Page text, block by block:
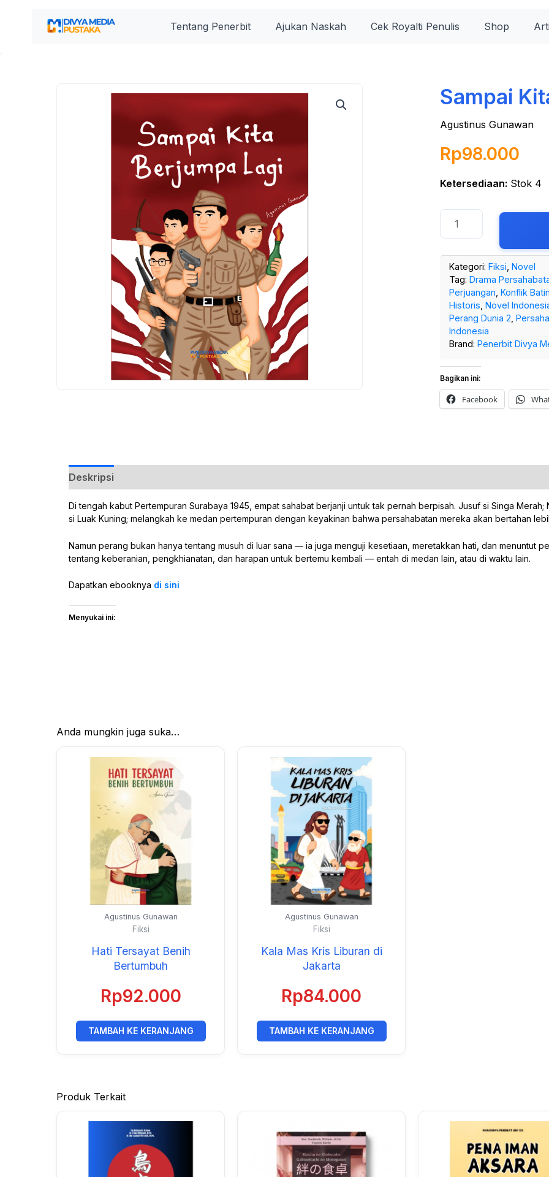
Tentang Penerbit Ajukan Naskah Cek Royalti Penulis Shop
Sampai
Agustinus Gunawan
Rp98.000
Ketersediaan: Stok 4
Sampai
Kita
Berjumpa
Kategori:Fiksi ,Novel
Tag:Drama
Perjuangan ,Konflik
Historis ,Novel
Perang Dunia 2 ,
Indonesia
Brand:Penerbit Divya
Bagikan ini:
Facebook
Deskripsi
Di tengah kabut Pertempuran Surabaya 1945, empat sahabat berjanji untuk tak pernah berpisah. Jusuf si Singa Merah;
si Luak Kuning; melangkah ke medan pertempuran dengan keyakinan bahwa persahabatan mereka akan bertahan
Namun perang bukan hanya tentang musuh di luar sana — ia juga menguji kesetiaan, meretakkan hati, dan menuntut
tentang keberanian, pengkhianatan, dan harapan untuk bertemu kembali — entah di medan lain, atau di waktu lain.
Dapatkan ebooknya di sini
Menyukai ini:
Anda mungkin juga suka…
Agustinus Gunawan
Fiksi
Hati Tersayat Benih
Bertumbuh
Rp92.000
TAMBAH KE KERANJANG
Agustinus Gunawan
Fiksi
Kala Mas Kris Liburan di
Jakarta
Rp84.000
TAMBAH KE KERANJANG
Produk Terkait